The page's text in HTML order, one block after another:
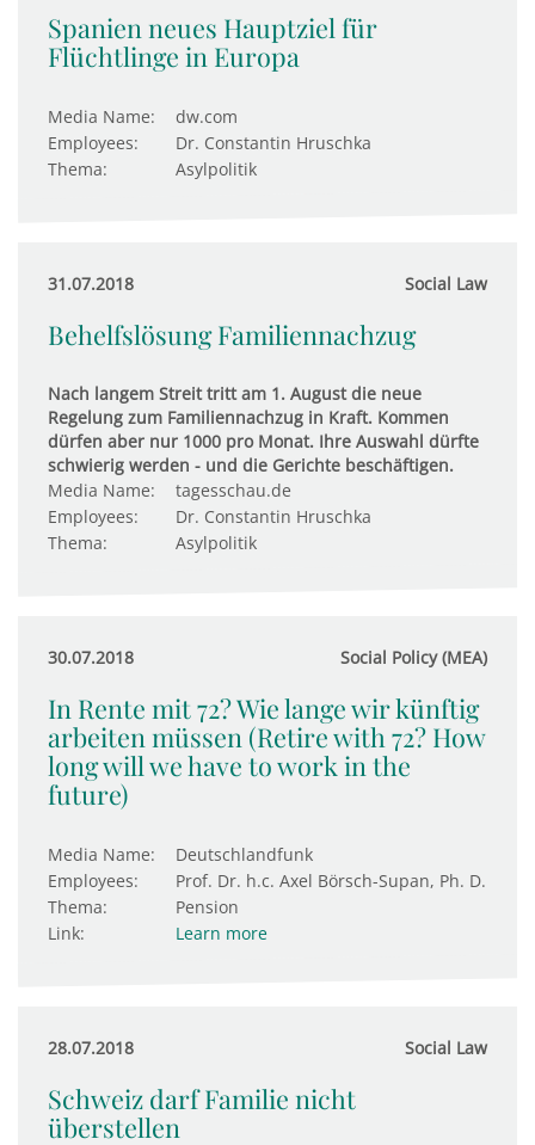
Spanien neues Hauptziel für
Flüchtlinge in Europa
Media Name:
dw.com
Employees:
Dr. Constantin Hruschka
Thema:
Asylpolitik
31.07.2018 Social Law
Behelfslösung Familiennachzug
Nach langem Streit tritt am 1. August die neue
Regelung zum Familiennachzug in Kraft. Kommen
dürfen aber nur 1000 pro Monat. Ihre Auswahl dürfte
schwierig werden - und die Gerichte beschäftigen.
Media Name:
tagesschau.de
Employees:
Dr. Constantin Hruschka
Thema:
Asylpolitik
30.07.2018 Social Policy (MEA)
In Rente mit 72? Wie lange wir künftig
arbeiten müssen (Retire with 72? How
long will we have to work in the
future)
Media Name:
Deutschlandfunk
Employees:
Prof. Dr. h.c. Axel Börsch-Supan, Ph. D.
Thema:
Pension
Link:
Learn more
28.07.2018 Social Law
Schweiz darf Familie nicht
überstellen